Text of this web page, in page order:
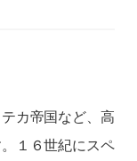
カ帝国など、高
１６世紀にスペ